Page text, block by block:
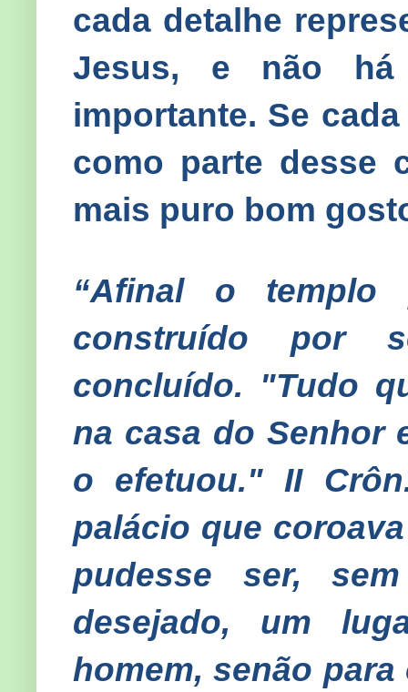
cada detalhe
Jesus, e não há
importante. Se
como parte desse
mais puro bom
“Afinal o templo
construído por
concluído. "Tudo
na casa do Senhor
o efetuou." II
palácio que
pudesse ser,
desejado, um
homem, senão